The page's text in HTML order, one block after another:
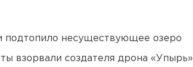
подтопило несуществующее озеро
взорвали создателя дрона «Упырь»